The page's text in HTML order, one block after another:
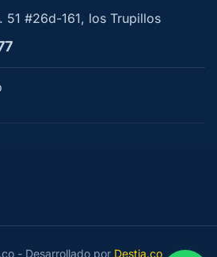
51 #26d-161, los Trupillos
- Desarrollado por Destia.co